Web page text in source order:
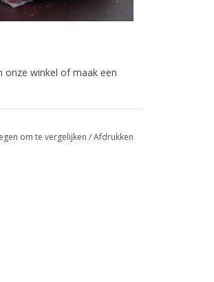
onze winkel of maak een
om te vergelijken /Afdrukken